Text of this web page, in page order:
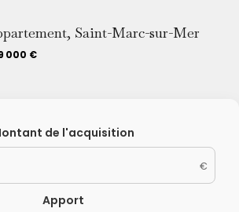
Saint-Marc-sur-Mer
000 €
de l'acquisition
€
Apport